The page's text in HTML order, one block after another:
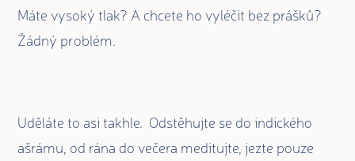
Máte vysoký tlak? A chcete ho vyléčit bez prášků?
Žádný problém.
Uděláte to asi takhle. Odstěhujte se do indického
ašrámu, od rána do večera meditujte, jezte pouze